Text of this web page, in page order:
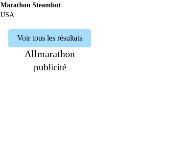
Marathon Steambot
USA
Voir tous les résultats
Allmarathon
publicité